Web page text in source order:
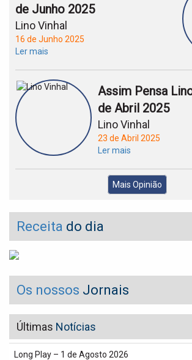
de Junho 2025
Lino Vinhal
16 de Junho 2025
Ler mais
Assim Pensa
de Abril 2025
Lino Vinhal
23 de Abril 2025
Ler mais
Mais Opinião
Receita do dia
Os nossos Jornais
Últimas Notícias
Long Play – 1 de Agosto 2026